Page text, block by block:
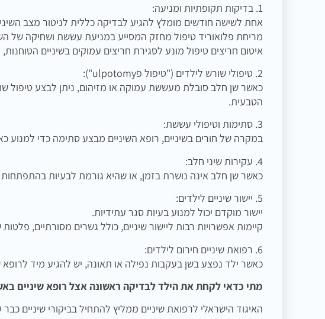
1. בדיקות תקופתיות ומניעה:
אחת לשישה חודשים מומלץ להגיע לבדיקה כללית לניטור מצב
מריחת פלואוריד טיפול מחזק המסייע במניעת עששת ושחיקה של
איטום חריצים טיפול מונע לסגירת חריצים עמוקים בשיניים
2. טיפולי שורש לילדים ("טיפול פulpotomy"):
כאשר שן חלב סובלת מעששת עמוקה או מזיהום, ניתן לבצע טיפול
הטבעית.
3. סתימות וטיפולי עששת:
במקרה של חורים בשיניים, רופא השיניים מבצע סתימה כדי למנוע
4. עקירות שיני חלב:
כאשר שן חלב אינה נושרת בזמן, או שהיא גורמת לבעיות בהתפתחות
5. יישור שיניים לילדים:
יישור מוקדם יכול למנוע בעיות סגר עתידיות.
קיימות אפשרויות רבות ליישור שיניים, כולל גשרים מסורתיים,
6. רפואת שיניים חירום לילדים:
כאשר ילד נפצע בשן בעקבות נפילה או תאונה, יש להגיע מיד לרופא
מתי כדאי לקחת את הילד לבדיקה ראשונה אצל רופא שיניים
האיגוד הישראלי לרפואת שיניים ממליץ להתחיל בביקורי שיניים